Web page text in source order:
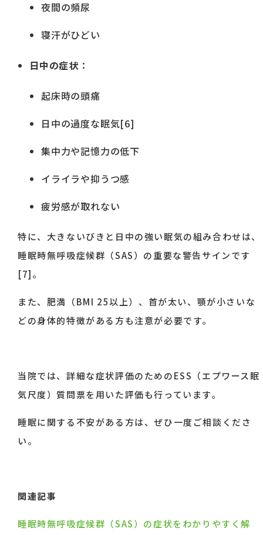
夜間の頻尿
寝汗がひどい
日中の症状 ：
起床時の頭痛
日中の過度な眠気[6]
集中力や記憶力の低下
イライラや抑うつ感
疲労感が取れない
特に、大きないびきと日中の強い眠気の組み合わせは、
睡眠時無呼吸症候群（SAS）の重要な警告サインです
[7]。
また、肥満（BMI 25以上）、首が太い、顎が小さいな
どの身体的特徴がある方も注意が必要です。
当院では、詳細な症状評価のためのESS（エプワース眠
気尺度）質問票を用いた評価も行っています。
睡眠に関する不安がある方は、ぜひ一度ご相談くださ
い。
関連記事
睡眠時無呼吸症候群（SAS）の症状をわかりやすく解